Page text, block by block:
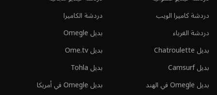
دردشة كاميرا الويب
دردشة الكاميرا
دردشة الغرباء
بديل Omegle
بديل Chatroulette
بديل Ome.tv
بديل Camsurf
بديل Tohla
بديل Omegle في الهند
بديل Omegle في أمريكا